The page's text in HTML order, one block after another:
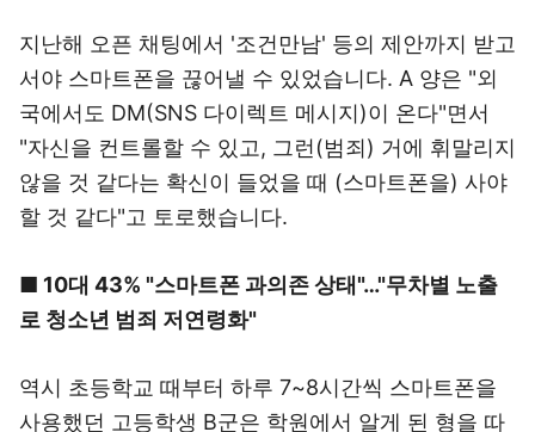
지난해 오픈 채팅에서 '조건만남' 등의 제안까지 받고
서야 스마트폰을 끊어낼 수 있었습니다. A 양은 "외
국에서도 DM(SNS 다이렉트 메시지)이 온다"면서
"자신을 컨트롤할 수 있고, 그런(범죄) 거에 휘말리지
않을 것 같다는 확신이 들었을 때 (스마트폰을) 사야
할 것 같다"고 토로했습니다.
■ 10대 43% "스마트폰 과의존 상태"…"무차별 노출
로 청소년 범죄 저연령화"
역시 초등학교 때부터 하루 7~8시간씩 스마트폰을
사용했던 고등학생 B군은 학원에서 알게 된 형을 따